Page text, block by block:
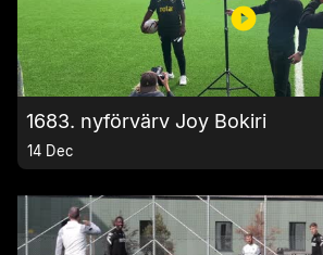
1683. nyförvärv Joy Bokiri
14 Dec